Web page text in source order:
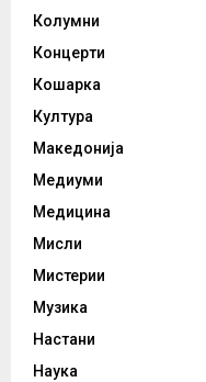
Колумни
Концерти
Кошарка
Култура
Македонија
Медиуми
Медицина
Мисли
Мистерии
Музика
Настани
Наука